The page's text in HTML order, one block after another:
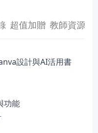
超值加贈 教師資源
設計與AI活用書
功能